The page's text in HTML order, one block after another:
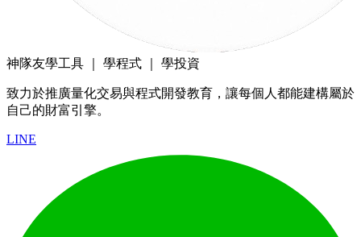
神隊友學工具 ｜ 學程式 ｜ 學投資
致力於推廣量化交易與程式開發教育，讓每個人都能建構屬於
自己的財富引擎。
LINE